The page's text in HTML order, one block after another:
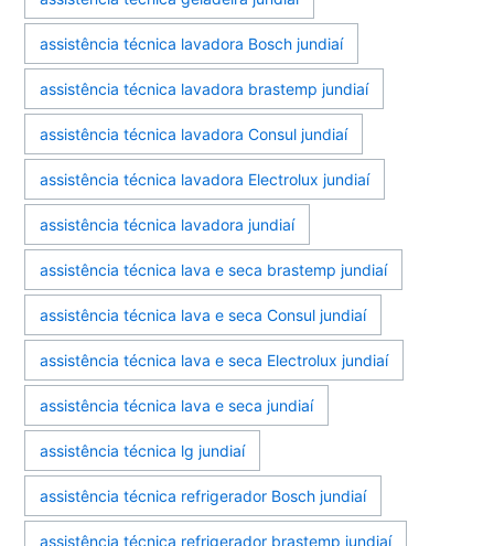
assistência técnica lavadora Bosch jundiaí
assistência técnica lavadora brastemp jundiaí
assistência técnica lavadora Consul jundiaí
assistência técnica lavadora Electrolux jundiaí
assistência técnica lavadora jundiaí
assistência técnica lava e seca brastemp jundiaí
assistência técnica lava e seca Consul jundiaí
assistência técnica lava e seca Electrolux jundiaí
assistência técnica lava e seca jundiaí
assistência técnica lg jundiaí
assistência técnica refrigerador Bosch jundiaí
assistência técnica refrigerador brastemp jundiaí